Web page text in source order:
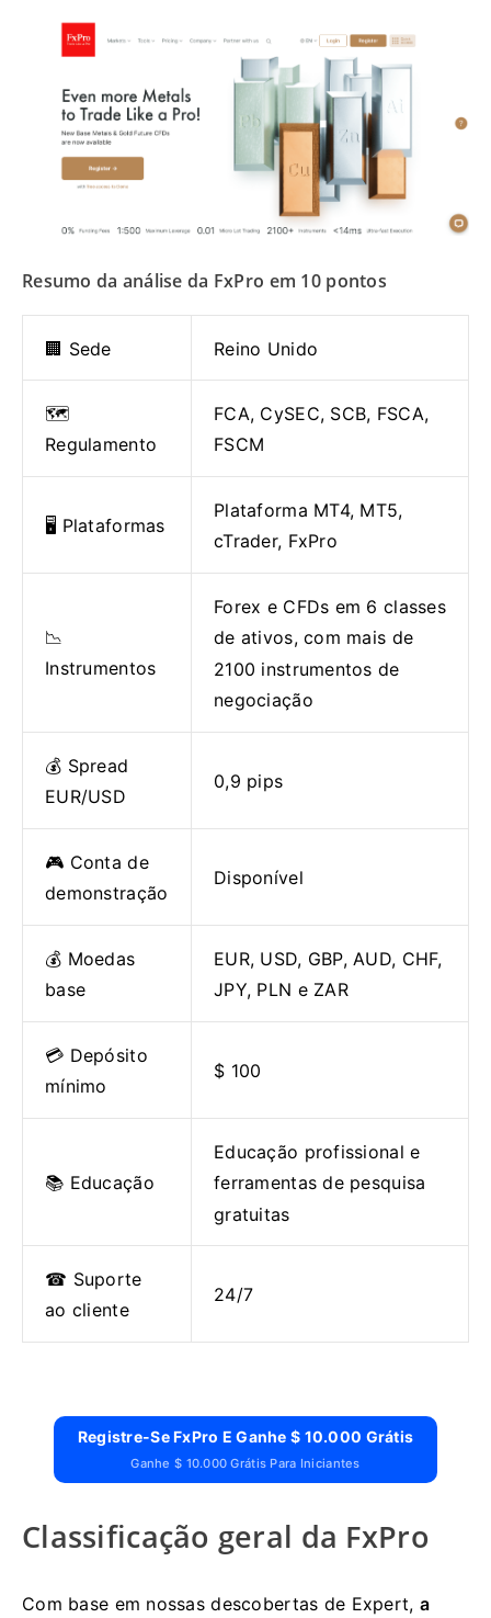
Resumo da análise da FxPro em 10 pontos
🏢 Sede Reino Unido
🗺️
Regulamento
FCA, CySEC, SCB, FSCA,
FSCM
🖥 Plataformas
Plataforma MT4, MT5,
cTrader, FxPro
📉
Instrumentos
Forex e CFDs em 6 classes
de ativos, com mais de
2100 instrumentos de
negociação
💰 Spread
EUR/USD
0,9 pips
🎮 Conta de
demonstração
Disponível
💰 Moedas
base
EUR, USD, GBP, AUD, CHF,
JPY, PLN e ZAR
💳 Depósito
mínimo
$ 100
📚 Educação
Educação profissional e
ferramentas de pesquisa
gratuitas
☎ Suporte
ao cliente
24/7
Registre-Se FxPro E Ganhe $ 10.000 Grátis
Ganhe $ 10.000 Grátis Para Iniciantes
Classificação geral da FxPro
Com base em nossas descobertas de Expert, a